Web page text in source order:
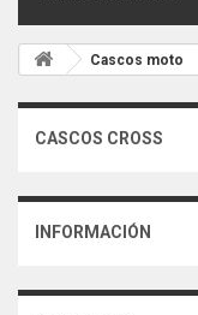
Cascos moto
CASCOS CROSS
INFORMACIÓN